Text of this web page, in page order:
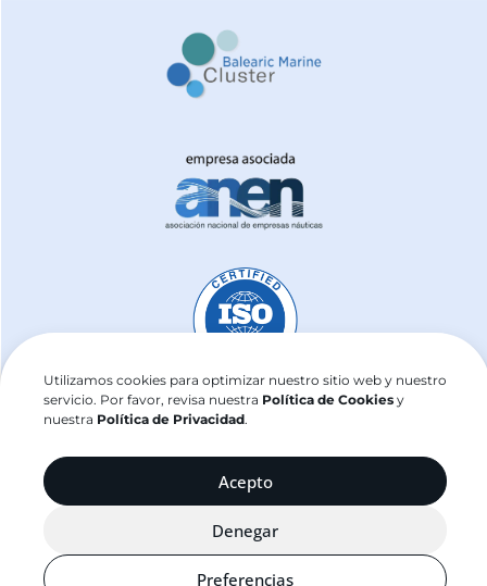
Utilizamos cookies para optimizar nuestro sitio web y nuestro
servicio. Por favor, revisa nuestra Política de Cookies y
nuestra Política de Privacidad.
Acepto
Denegar
Preferencias